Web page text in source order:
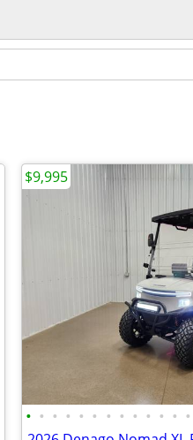
• • • • • • • • • • • • •
$9,995